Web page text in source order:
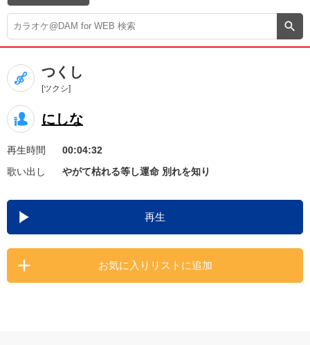
DAM★とも録音
カラオケ＠DAM
ユーザー検索
キャンペーン
お知らせ よくあるご質問
DAMの新曲・ランキングなど
カラオケ最新情報をチェック！
つくし
[ツクシ]
にしな
再生時間
00:04:32
歌い出し
やがて枯れる等し運命 別れを知り
再生
お気に入りリストに追加